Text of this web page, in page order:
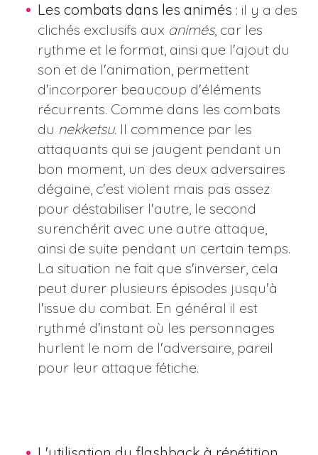
Les combats dans les animés : il y a des
clichés exclusifs aux animés, car les
rythme et le format, ainsi que l'ajout du
son et de l'animation, permettent
d'incorporer beaucoup d'éléments
récurrents. Comme dans les combats
du nekketsu. Il commence par les
attaquants qui se jaugent pendant un
bon moment, un des deux adversaires
dégaine, c'est violent mais pas assez
pour déstabiliser l'autre, le second
surenchérit avec une autre attaque,
ainsi de suite pendant un certain temps.
La situation ne fait que s'inverser, cela
peut durer plusieurs épisodes jusqu'à
l'issue du combat. En général il est
rythmé d'instant où les personnages
hurlent le nom de l'adversaire, pareil
pour leur attaque fétiche.